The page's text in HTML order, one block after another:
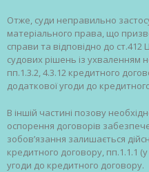
Отже, суди неправильно
матеріального права, що
справи та відповідно до
судових рішень із ухваленням
пп.1.3.2, 4.3.12 кредитного
додаткової угоди до
В іншій частині позову
оспорення договорів
зобов’язання залишається
кредитного договору, пп.1.1.1 (у
угоди до кредитного договору.